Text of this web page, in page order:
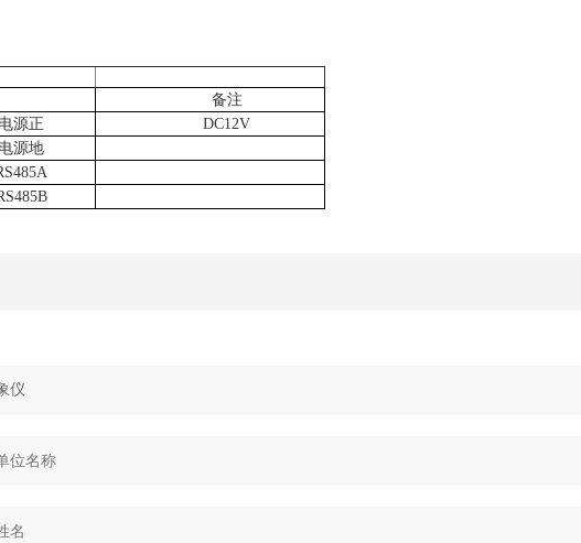
备注
电源正
DC12V
电源地